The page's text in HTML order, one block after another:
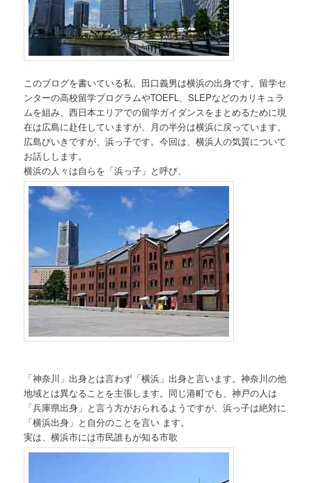
このブログを書いている私、田口義男は横浜の出身です。留学セ
ンターの高校留学プログラムやTOEFL、SLEPなどのカリキュラ
ムを組み、西日本エリアでの留学ガイダンスをまとめるために現
在は広島に赴任していますが、月の半分は横浜に戻っています。
広島びいきですが、浜っ子です。今回は、横浜人の気質について
お話しします。
横浜の人々は自らを「浜っ子」と呼び、
「神奈川」出身とは言わず「横浜」出身と言います。神奈川の他
地域とは異なることを主張します。同じ港町でも、神戸の人は
「兵庫県出身」と言う方がおられるようですが、浜っ子は絶対に
「横浜出身」と自分のことを言い ます。
実は、横浜市には市民誰もが知る市歌